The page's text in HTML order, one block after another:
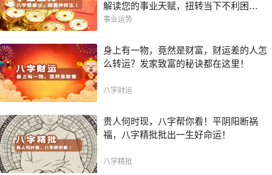
解读您的事业天赋，扭转当下不利困
局！！
事业运势
身上有一物，竟然是财富，财运差的人怎
么转运？发家致富的秘诀都在这里！
八字财运
贵人何时现，八字帮你看！平阴阳断祸
福，八字精批批出一生好命运！
八字精批